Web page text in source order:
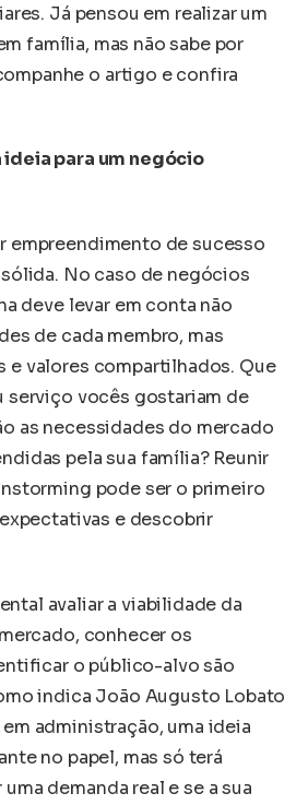
Já pensou em realizar um
família, mas não sabe por
o artigo e confira
para um negócio
empreendimento de sucesso
No caso de negócios
deve levar em conta não
de cada membro, mas
e valores compartilhados. Que
vocês gostariam de
as necessidades do mercado
pela sua família? Reunir
pode ser o primeiro
e descobrir
avaliar a viabilidade da
conhecer os
o público-alvo são
indica João Augusto Lobato
administração, uma ideia
no papel, mas só terá
demanda real e se a sua